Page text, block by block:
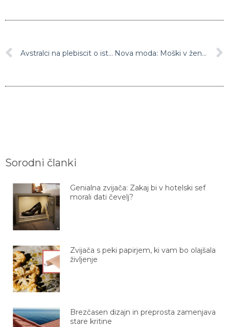
Avstralci na plebiscit o istospolnih porokah Nova moda: Moški v ženske zapore
Sorodni članki
Genialna zvijača: Zakaj bi v hotelski sef
morali dati čevelj?
Zvijača s peki papirjem, ki vam bo olajšala
življenje
Brezčasen dizajn in preprosta zamenjava
stare kritine